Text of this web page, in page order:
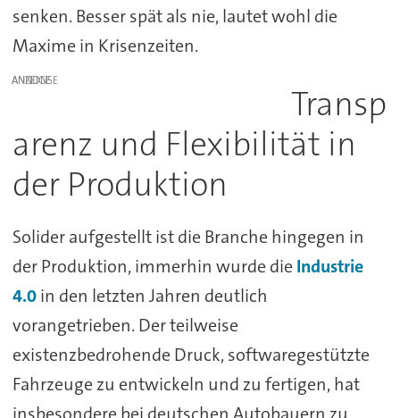
senken. Besser spät als nie, lautet wohl die
Maxime in Krisenzeiten.
ANZEIGE
Transp
arenz und Flexibilität in
der Produktion
Solider aufgestellt ist die Branche hingegen in
der Produktion, immerhin wurde die Industrie
4.0in den letzten Jahren deutlich
vorangetrieben. Der teilweise
existenzbedrohende Druck, softwaregestützte
Fahrzeuge zu entwickeln und zu fertigen, hat